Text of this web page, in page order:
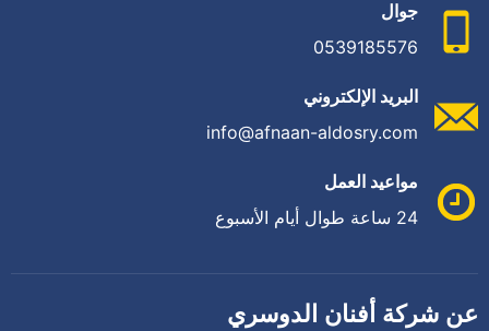
جوال
0539185576
البريد الإلكتروني
info@afnaan-aldosry.com
مواعيد العمل
24 ساعة طوال أيام الأسبوع
عن شركة أفنان الدوسري